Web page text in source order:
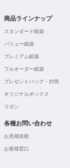
商品ラインナップ
スタンダード紙袋
バリュー紙袋
プレミアム紙袋
フルオーダー紙袋
プレゼントバッグ・封筒
オリジナルボックス
リボン
各種お問い合わせ
お見積依頼
お客様窓口